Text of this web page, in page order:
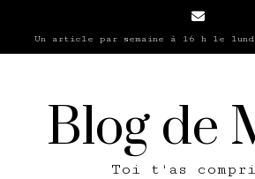
contentUn article par semaine à 16 h le
Blog de
Toi t'as